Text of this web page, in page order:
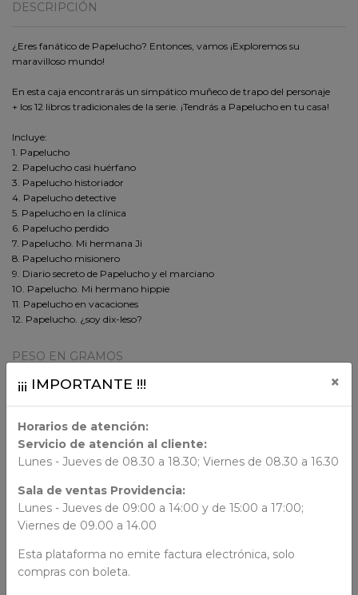
DESCRIPCIÓN
¿Eres fanático de Papelucho? Entonces, vamos ¡Exploremos su
maravilloso mundo!
En esta caja encontrarás un simpático muñeco de trapo del personaje
+ los 12 libros tradicionales de la serie. ¡Tendrás a Papelucho en tu casa!
Incluye:
1. Papelucho
2. Papelucho casi huérfano
3. Papelucho historiador
4. Papelucho detective
5. Papelucho en la clínica
6. Papelucho perdido
7. Papelucho. Mi hermana Ji
8. Papelucho misionero
9. Diario secreto de Papelucho y el marciano
10. Papelucho. Mi hermano hippie
11. Papelucho en vacaciones
12. Papelucho. ¿soy dix-leso?
PESO EN GRAMOS
2225 Gr.
DIMENSION
ORIGEN
¡¡¡ IMPORTANTE !!! ×
Horarios de atención:
Servicio de atención al cliente:
Lunes - Jueves de 08.30 a 18.30; Viernes de 08.30 a 16.30
Sala de ventas Providencia:
Lunes - Jueves de 09:00 a 14:00 y de 15:00 a 17:00;
Viernes de 09.00 a 14.00
Esta plataforma no emite factura electrónica, solo
compras con boleta.